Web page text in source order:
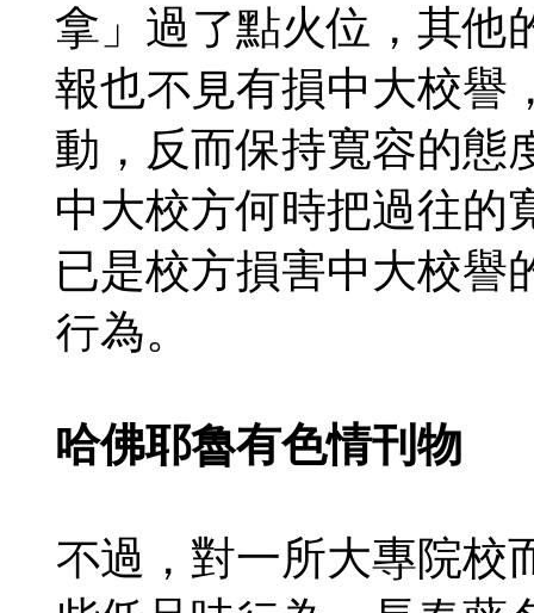
拿」過了點火位，其他
報也不見有損中大校譽
動，反而保持寬容的態
中大校方何時把過往的
已是校方損害中大校譽
行為。
哈佛耶魯有色情刊物
不過，對一所大專院校